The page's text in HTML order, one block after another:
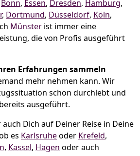
Bonn, Essen, Dresden, Hamburg,
, Dortmund, Düsseldorf, Köln,
Münster ist immer eine
die von Profis ausgeführt
Erfahrungen sammeln
mehr nehmen kann. Wir
schon durchlebt und
ausgeführt.
Dich auf Deiner Reise in Deine
es Karlsruheoder Krefeld,
, Kassel, Hagen oder auch